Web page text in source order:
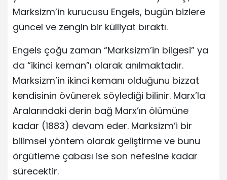
Marksizm’in kurucusu Engels, bugün bizlere
güncel ve zengin bir külliyat bıraktı.
Engels çoğu zaman “Marksizm’in bilgesi” ya
da “ikinci keman”ı olarak anılmaktadır.
Marksizm’in ikinci kemanı olduğunu bizzat
kendisinin övünerek söylediği bilinir. Marx’la
Aralarındaki derin bağ Marx’ın ölümüne
kadar (1883) devam eder. Marksizm’i bir
bilimsel yöntem olarak geliştirme ve bunu
örgütleme çabası ise son nefesine kadar
sürecektir.